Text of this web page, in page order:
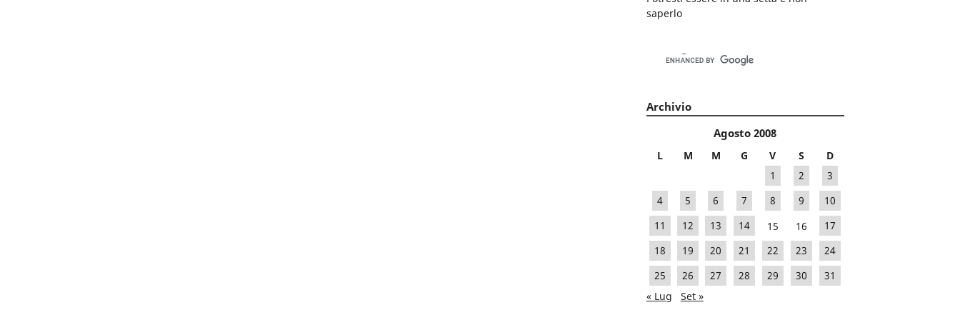
saperlo
Archivio
Agosto 2008
L M M G V S
D
1
2
3
4
5 6 7 8 9
10
11
12 13 14 15 16
17
18
19 20 21 22 23
24
25
26 27 28 29 30
31
« Lug
Set »